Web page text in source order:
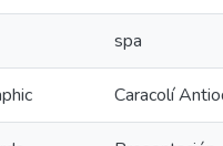
spa
Caracolí